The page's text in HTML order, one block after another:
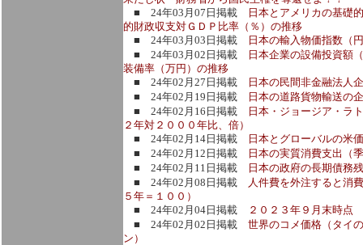
■ 24年03月07日掲載
日本とアメリカの基礎
的財政収支対ＧＤＰ比率（％）の推移
■ 24年03月03日掲載
日本の輸入物価指数（
■ 24年03月02日掲載
日本企業の設備投資額
装備率（万円）の推移
■ 24年02月27日掲載
日本の民間非金融法人
■ 24年02月19日掲載
日本の道路貨物輸送の
■ 24年02月16日掲載
日本・ジョージア・ラ
２年対２０００年比、倍）
■ 24年02月14日掲載
日本とグローバルの米
■ 24年02月12日掲載
日本の実質消費支出（
■ 24年02月11日掲載
日本の政府の長期債務
■ 24年02月08日掲載 人件費を外注すると消
５年＝１００）
■ 24年02月04日掲載
２０２３年９月末時点
■ 24年02月02日掲載 世界のコメ価格（タイ
ン）